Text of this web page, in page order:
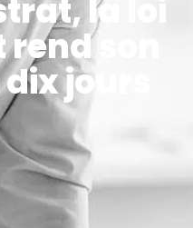
la loi
son
jours